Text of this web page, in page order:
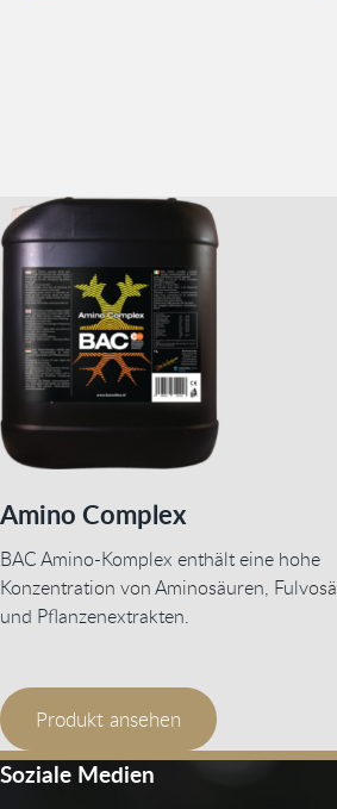
Amino Complex
BAC Amino-Komplex enthält eine hohe
Konzentration von Aminosäuren,
und Pflanzenextrakten.
Produkt ansehen
Soziale Medien